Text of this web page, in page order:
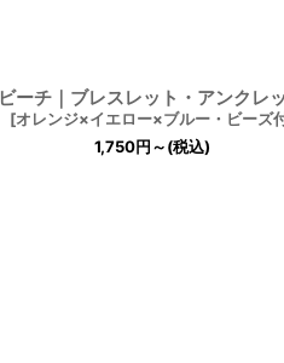
ビーチ｜ブレスレット・アンクレ
[オレンジ×イエロー×ブルー・ビーズ
1,750円～(税込)